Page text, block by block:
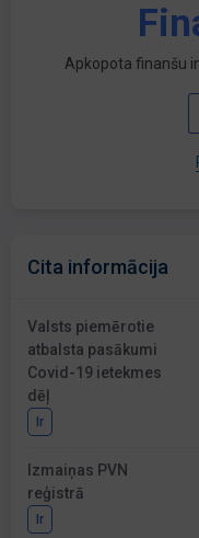
Apkopota finanšu
Cita informācija
Valsts piemērotie
atbalsta pasākumi
Covid-19 ietekmes
dēļ
Ir
Izmaiņas PVN
reģistrā
Ir